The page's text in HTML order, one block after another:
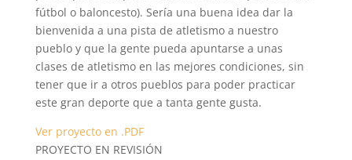
fútbol o baloncesto). Sería una buena idea dar la
bienvenida a una pista de atletismo a nuestro
pueblo y que la gente pueda apuntarse a unas
clases de atletismo en las mejores condiciones, sin
tener que ir a otros pueblos para poder practicar
este gran deporte que a tanta gente gusta.
Ver proyecto en .PDF
PROYECTO EN REVISIÓN